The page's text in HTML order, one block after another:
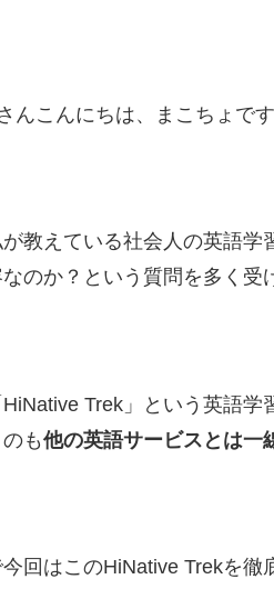
んこんにちは、まこちょです
教えている社会人の英語学
のか？という質問を多く受
Trek」という英語学
も他の英語サービスとは一
回はこのHiNative Trekを